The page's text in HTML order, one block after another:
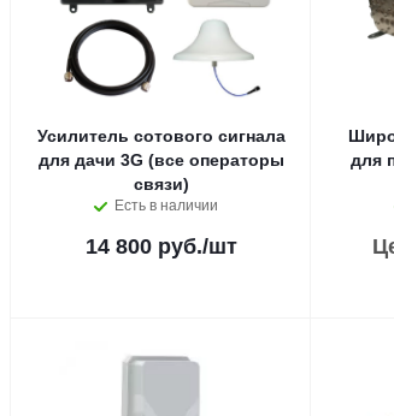
Усилитель сотового сигнала
для дачи 3G (все операторы
связи)
Есть в наличии
14 800 руб./шт
для